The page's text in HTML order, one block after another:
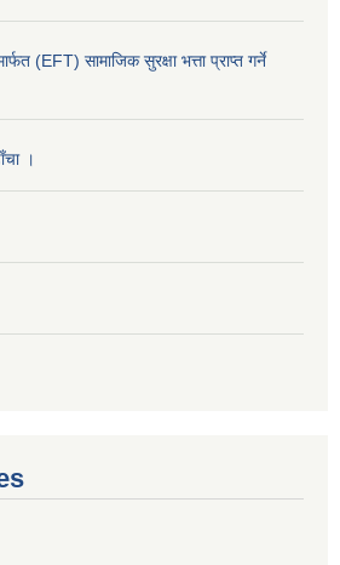
(EFT) सामाजिक सुरक्षा भत्ता प्राप्त गर्ने
।